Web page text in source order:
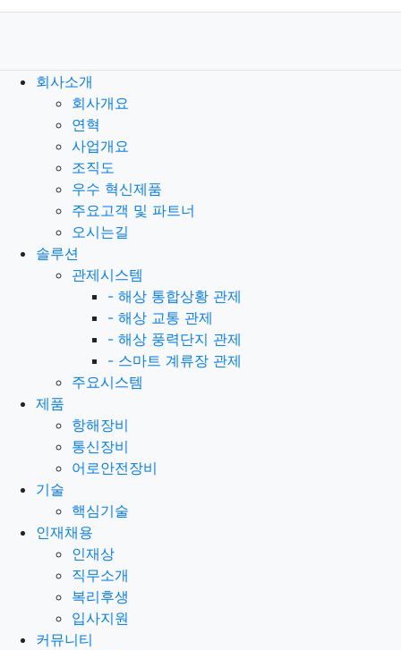
회사소개
회사개요
연혁
사업개요
조직도
우수 혁신제품
주요고객 및 파트너
오시는길
솔루션
관제시스템
- 해상 통합상황 관제
- 해상 교통 관제
- 해상 풍력단지 관제
- 스마트 계류장 관제
주요시스템
제품
항해장비
통신장비
어로안전장비
기술
핵심기술
인재채용
인재상
직무소개
복리후생
입사지원
커뮤니티